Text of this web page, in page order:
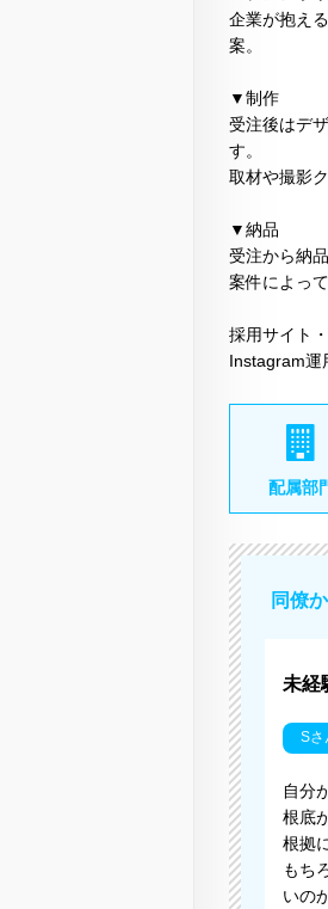
企業が抱え
案。
▼制作
受注後はデ
す。
取材や撮影
▼納品
受注から納
案件によっ
採用サイト
Instagram運
配属部
同僚
未経
Sさ
自分
根底
根拠
もち
いの